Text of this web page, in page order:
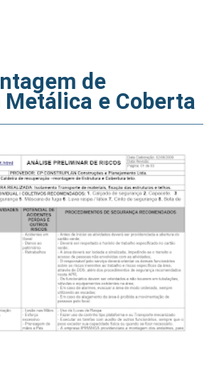
de
e Coberta